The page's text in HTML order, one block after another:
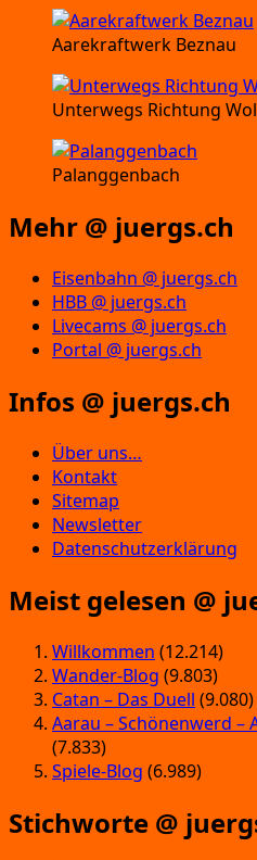
Aarekraftwerk Beznau
Unterwegs Richtung
Palanggenbach
Mehr @ juergs.ch
Eisenbahn @ juergs.ch
HBB @ juergs.ch
Livecams @ juergs.ch
Portal @ juergs.ch
Infos @ juergs.ch
Über uns…
Kontakt
Sitemap
Newsletter
Datenschutzerklärung
Meist gelesen @
Willkommen (12.214)
Wander-Blog (9.803)
Catan – Das Duell (9.080)
Aarau – Schönenwerd –
(7.833)
Spiele-Blog (6.989)
Stichworte @